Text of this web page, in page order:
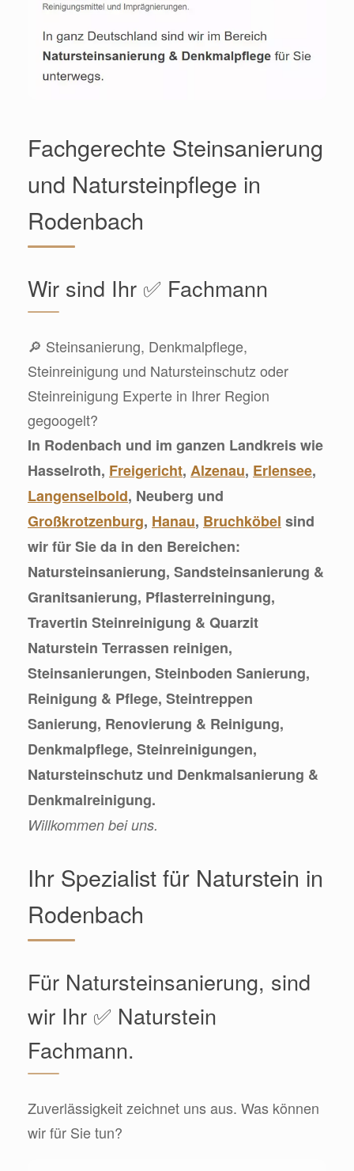
Fachgerechte Steinsanierung
und Natursteinpflege in
Rodenbach
Wir sind Ihr ✅ Fachmann
🔎 Steinsanierung, Denkmalpflege,
Steinreinigung und Natursteinschutz oder
Steinreinigung Experte in Ihrer Region
gegoogelt?
In Rodenbach und im ganzen Landkreis wie
Hasselroth, Freigericht, Alzenau, Erlensee,
Langenselbold, Neuberg und
Großkrotzenburg, Hanau, Bruchköbel sind
wir für Sie da in den Bereichen:
Natursteinsanierung, Sandsteinsanierung &
Granitsanierung, Pflasterreiningung,
Travertin Steinreinigung & Quarzit
Naturstein Terrassen reinigen,
Steinsanierungen, Steinboden Sanierung,
Reinigung & Pflege, Steintreppen
Sanierung, Renovierung & Reinigung,
Denkmalpflege, Steinreinigungen,
Natursteinschutz und Denkmalsanierung &
Denkmalreinigung.
Willkommen bei uns.
Ihr Spezialist für Naturstein in
Rodenbach
Für Natursteinsanierung, sind
wir Ihr ✅ Naturstein
Fachmann.
Zuverlässigkeit zeichnet uns aus. Was können
wir für Sie tun?